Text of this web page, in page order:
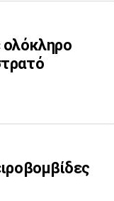
ολόκληρο